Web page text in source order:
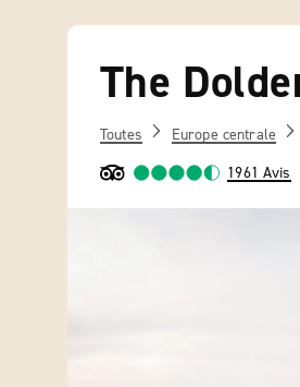
The
Toutes Europe centrale
1961 Avis